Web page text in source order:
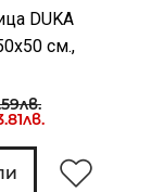
DUKA
см.,